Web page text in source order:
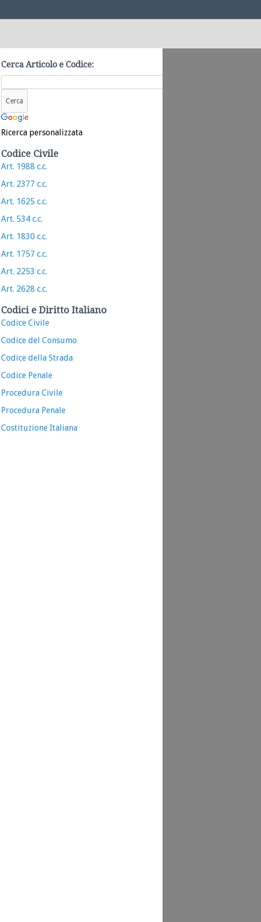
Cerca Articolo e Codice:
Ricerca personalizzata
Codice Civile
Art. 1988 c.c.
Art. 2377 c.c.
Art. 1625 c.c.
Art. 534 c.c.
Art. 1830 c.c.
Art. 1757 c.c.
Art. 2253 c.c.
Art. 2628 c.c.
Codici e Diritto Italiano
Codice Civile
Codice del Consumo
Codice della Strada
Codice Penale
Procedura Civile
Procedura Penale
Costituzione Italiana